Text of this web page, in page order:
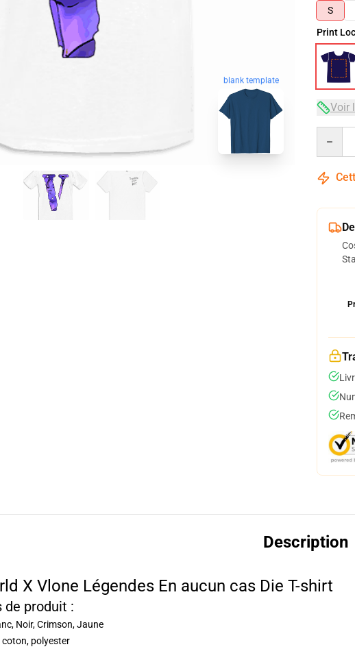
blank template
S
Print
Voir
Description
X Vlone Légendes En aucun cas Die T-shirt
de produit :
Noir, Crimson, Jaune
polyester